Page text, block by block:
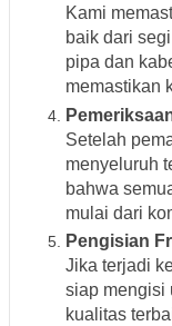
Kami
baik dari
pipa dan
memastikan
Setelah
menyeluruh
bahwa
mulai dari
Pengisian
Jika terjadi
siap mengisi
kualitas